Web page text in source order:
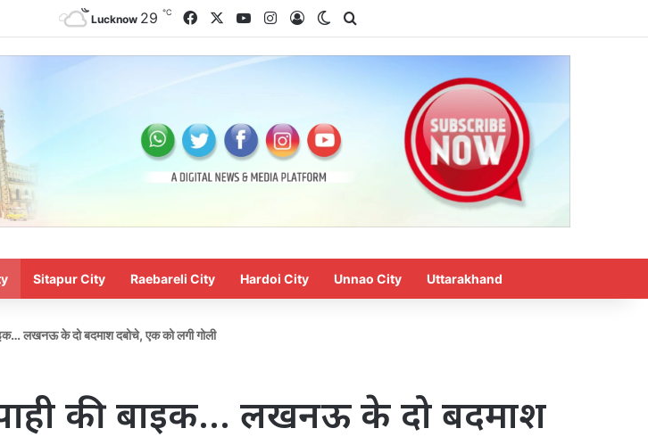
Lucknow 29 ℃ FacebookYouTubeInstagram
Log InSwitch skin
Sitapur City Raebareli City Hardoi City Unnao City Uttarakhand
लखनऊ के दो बदमाश दबोचे, एक को लगी गोली
की बाइक… लखनऊ के दो बदमाश